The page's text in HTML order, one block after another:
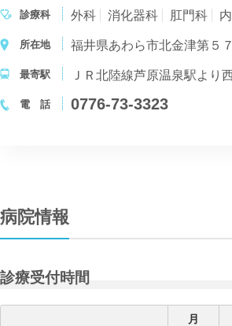
診療科 外科 消化器科 肛門科
所在地 福井県あわら市北金津第５
最寄駅 ＪＲ北陸線芦原温泉駅より
電 話 0776-73-3323
病院情報
診療受付時間
月